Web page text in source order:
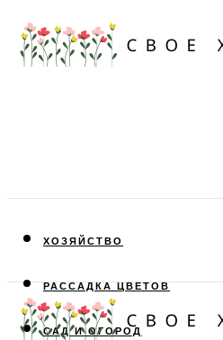
ХОЗЯЙСТВО
РАССАДКА ЦВЕТОВ
САД И ОГОРОД